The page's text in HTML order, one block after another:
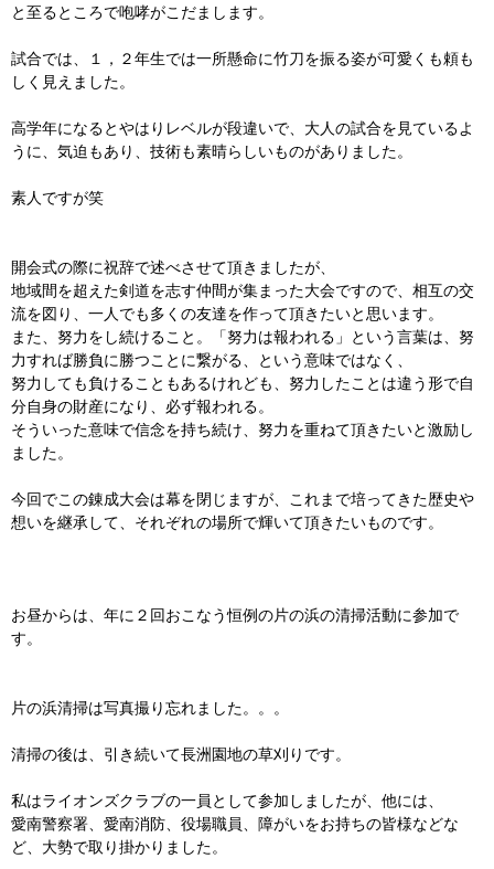
と至るところで咆哮がこだまします。
試合では、１，２年生では一所懸命に竹刀を振る姿が可愛くも頼も
しく見えました。
高学年になるとやはりレベルが段違いで、大人の試合を見ているよ
うに、気迫もあり、技術も素晴らしいものがありました。
素人ですが笑
開会式の際に祝辞で述べさせて頂きましたが、
地域間を超えた剣道を志す仲間が集まった大会ですので、相互の交
流を図り、一人でも多くの友達を作って頂きたいと思います。
また、努力をし続けること。「努力は報われる」という言葉は、努
力すれば勝負に勝つことに繋がる、という意味ではなく、
努力しても負けることもあるけれども、努力したことは違う形で自
分自身の財産になり、必ず報われる。
そういった意味で信念を持ち続け、努力を重ねて頂きたいと激励し
ました。
今回でこの錬成大会は幕を閉じますが、これまで培ってきた歴史や
想いを継承して、それぞれの場所で輝いて頂きたいものです。
お昼からは、年に２回おこなう恒例の片の浜の清掃活動に参加で
す。
片の浜清掃は写真撮り忘れました。。。
清掃の後は、引き続いて長洲園地の草刈りです。
私はライオンズクラブの一員として参加しましたが、他には、
愛南警察署、愛南消防、役場職員、障がいをお持ちの皆様などな
ど、大勢で取り掛かりました。